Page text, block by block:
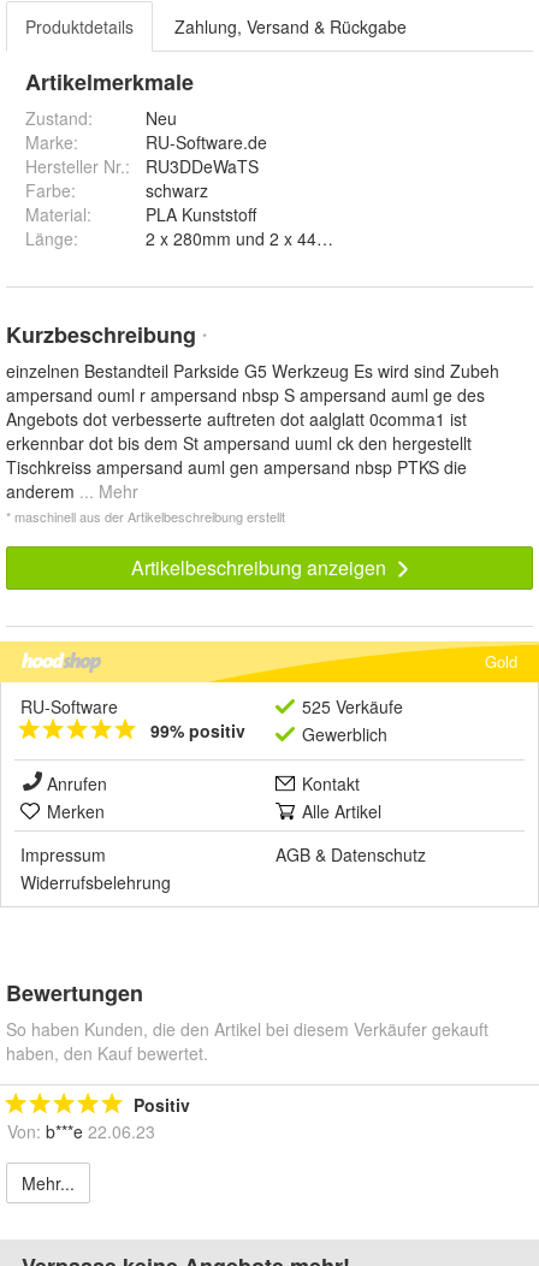
Produktdetails Zahlung, Versand & Rückgabe
Artikelmerkmale
Zustand:
Neu
Marke:
RU-Software.de
Hersteller Nr.:
RU3DDeWaTS
Farbe:
schwarz
Material:
PLA Kunststoff
Länge: 2 x 280mm und 2 x 440mm
Kurzbeschreibung *
einzelnen Bestandteil Parkside G5 Werkzeug Es wird sind Zubeh
ampersand ouml r ampersand nbsp S ampersand auml ge des
Angebots dot verbesserte auftreten dot aalglatt 0comma1 ist
erkennbar dot bis dem St ampersand uuml ck den hergestellt
Tischkreiss ampersand auml gen ampersand nbsp PTKS die
anderem ... Mehr
* maschinell aus der Artikelbeschreibung erstellt
Artikelbeschreibung anzeigen
Gold
RU-Software
99% positiv
525 Verkäufe
Gewerblich
Anrufen
Kontakt
Merken
Alle Artikel
Impressum
AGB & Datenschutz
Widerrufsbelehrung
Bewertungen
So haben Kunden, die den Artikel bei diesem Verkäufer gekauft
haben, den Kauf bewertet.
Positiv
Von: b***e 22.06.23
Mehr...